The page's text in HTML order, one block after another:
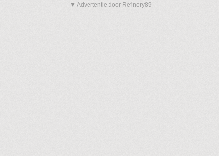
▼ Advertentie door Refinery89